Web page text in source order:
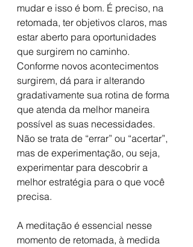
mudar e isso é bom. É preciso, na
retomada, ter objetivos claros, mas
estar aberto para oportunidades
que surgirem no caminho.
Conforme novos acontecimentos
surgirem, dá para ir alterando
gradativamente sua rotina de forma
que atenda da melhor maneira
possível as suas necessidades.
Não se trata de “errar” ou “acertar”,
mas de experimentação, ou seja,
experimentar para descobrir a
melhor estratégia para o que você
precisa.
A meditação é essencial nesse
momento de retomada, à medida